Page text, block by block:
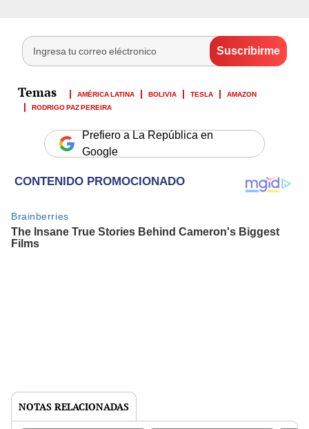
AMÉRICA LATINA BOLIVIA TESLA
AMAZON
RODRIGO PAZ PEREIRA
Prefiero a La República en
Google
NOTAS RELACIONADAS